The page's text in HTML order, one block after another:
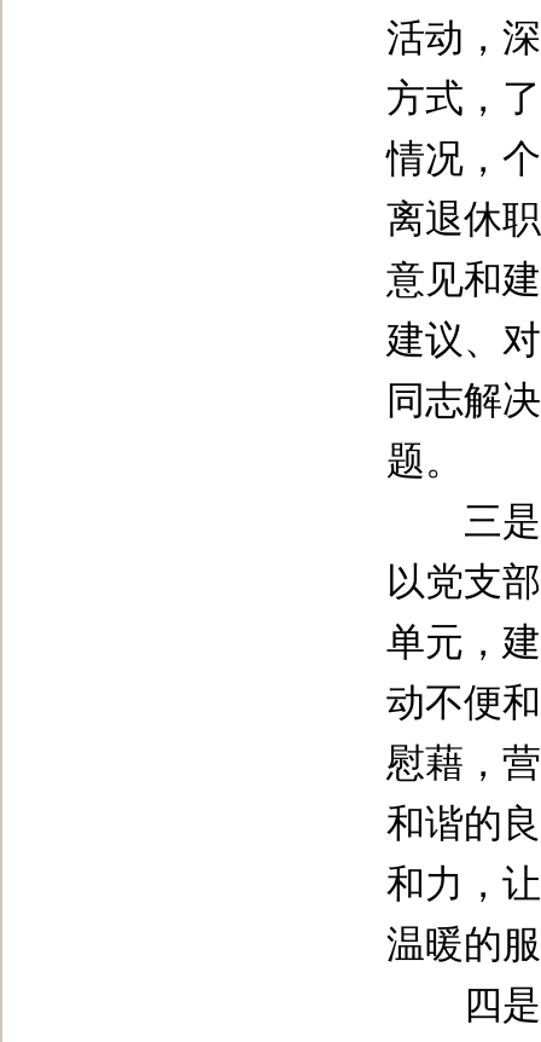
活动，
方式，
情况，
离退休
意见和
建议、
同志解
题。
三是
以党支
单元，
动不便
慰藉，
和谐的
和力，
温暖的
四是